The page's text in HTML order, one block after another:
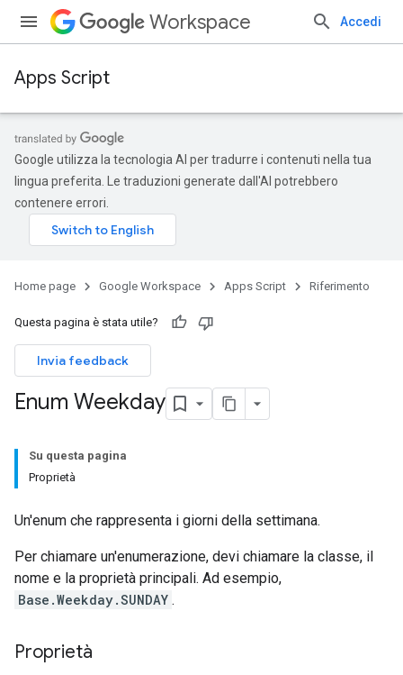
Workspace Accedi
Apps Script
Google utilizza la tecnologia AI per tradurre i contenuti nella tua
lingua preferita. Le traduzioni generate dall'AI potrebbero
contenere errori.
Home page Google Workspace Apps Script Riferimento
Questa pagina è stata utile?
Invia feedback
Enum Weekday
Su questa pagina
Proprietà
Un'enum che rappresenta i giorni della settimana.
Per chiamare un'enumerazione, devi chiamare la classe, il
nome e la proprietà principali. Ad esempio,
Base.Weekday.SUNDAY .
Proprietà